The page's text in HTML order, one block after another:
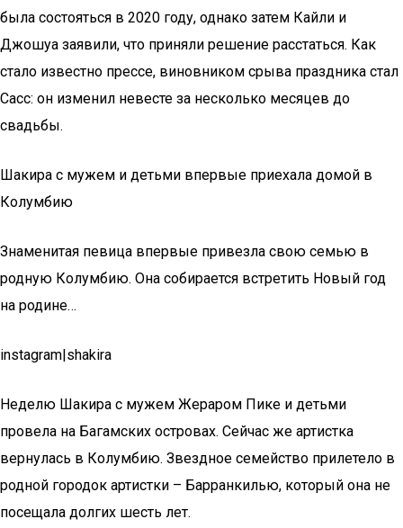
была состояться в 2020 году, однако затем Кайли и
Джошуа заявили, что приняли решение расстаться. Как
стало известно прессе, виновником срыва праздника стал
Сасс: он изменил невесте за несколько месяцев до
свадьбы.
Шакира с мужем и детьми впервые приехала домой в
Колумбию
Знаменитая певица впервые привезла свою семью в
родную Колумбию. Она собирается встретить Новый год
на родине…
instagram|shakira
Неделю Шакира с мужем Жераром Пике и детьми
провела на Багамских островах. Сейчас же артистка
вернулась в Колумбию. Звездное семейство прилетело в
родной городок артистки – Барранкилью, который она не
посещала долгих шесть лет.